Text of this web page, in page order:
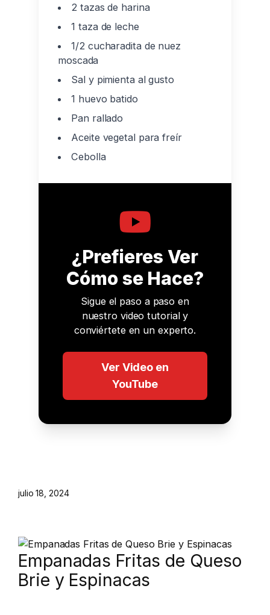
2 tazas de harina
1 taza de leche
1/2 cucharadita de nuez
moscada
Sal y pimienta al gusto
1 huevo batido
Pan rallado
Aceite vegetal para freír
Cebolla
¿Prefieres Ver
Cómo se Hace?
Sigue el paso a paso en
nuestro video tutorial y
conviértete en un experto.
Ver Video en
YouTube
julio 18, 2024
Empanadas Fritas de Queso
Brie y Espinacas